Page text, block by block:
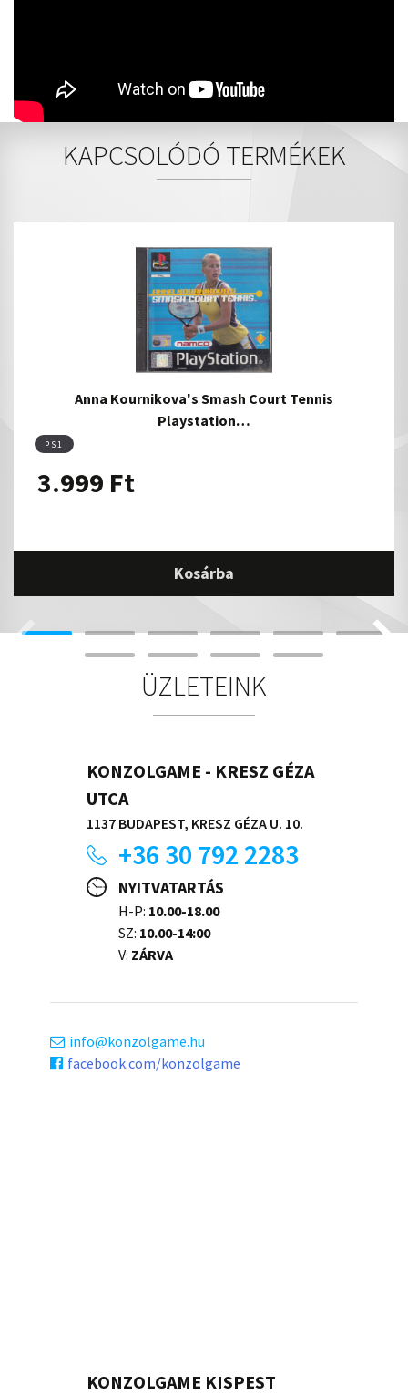
KAPCSOLÓDÓ TERMÉKEK
Anna Kournikova's Smash Court Tennis
Playstation…
PS1
3.999 Ft
Kosárba
ÜZLETEINK
KONZOLGAME - KRESZ GÉZA
UTCA
1137 BUDAPEST, KRESZ GÉZA U. 10.
+36 30 792 2283
NYITVATARTÁS
H-P: 10.00-18.00
SZ: 10.00-14:00
V: ZÁRVA
info
konzolgame.hu
facebook.com/konzolgame
KONZOLGAME KISPEST